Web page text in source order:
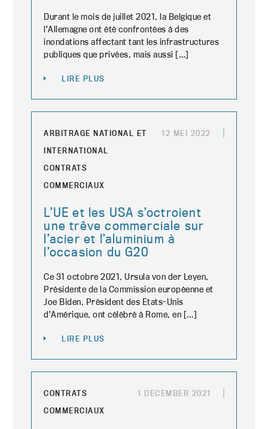
Durant le mois de juillet 2021, la Belgique et
l’Allemagne ont été confrontées à des
inondations affectant tant les infrastructures
publiques que privées, mais aussi […]
LIRE PLUS
ARBITRAGE NATIONAL ET
INTERNATIONAL
CONTRATS
COMMERCIAUX
12 MEI 2022
L’UE et les USA s’octroient
une trêve commerciale sur
l’acier et l’aluminium à
l’occasion du G20
Ce 31 octobre 2021, Ursula von der Leyen,
Présidente de la Commission européenne et
Joe Biden, Président des Etats-Unis
d’Amérique, ont célébré à Rome, en […]
LIRE PLUS
CONTRATS
COMMERCIAUX
1 DECEMBER 2021